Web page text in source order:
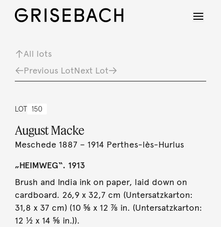
All lots
Previous LotNext Lot
LOT 150
August Macke
Meschede 1887 – 1914 Perthes-lès-Hurlus
„HEIMWEG“. 1913
Brush and India ink on paper, laid down on
cardboard. 26,9 x 32,7 cm (Untersatzkarton:
31,8 x 37 cm) (10 ⅝ x 12 ⅞ in. (Untersatzkarton:
12 ½ x 14 ⅝ in.)).